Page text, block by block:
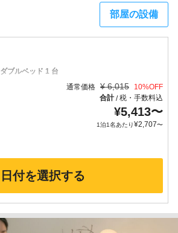
部屋の設備
ダブルベッド 1 台
通常価格 ¥ 6,015 10%OFF
合計/税・手数料込
¥5,413〜
1泊1名あたり¥2,707〜
日付を選択する